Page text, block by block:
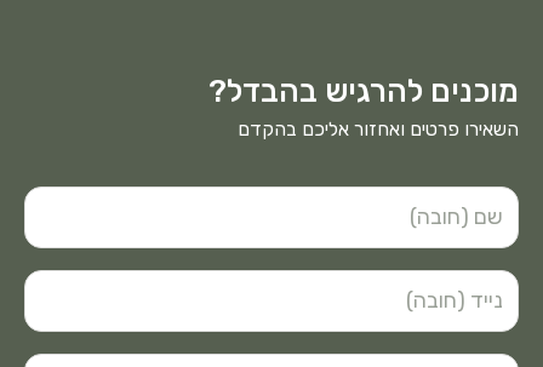
מוכנים להרגיש בהבדל?
השאירו פרטים ואחזור אליכם בהקדם